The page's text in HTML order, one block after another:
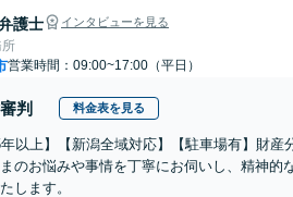
護士 インタビューを見る
営業時間：09:00~17:00（平日）
判 料金表を見る
年以上】【新潟全域対応】【駐車場有】財
のお悩みや事情を丁寧にお伺いし、精神
します。